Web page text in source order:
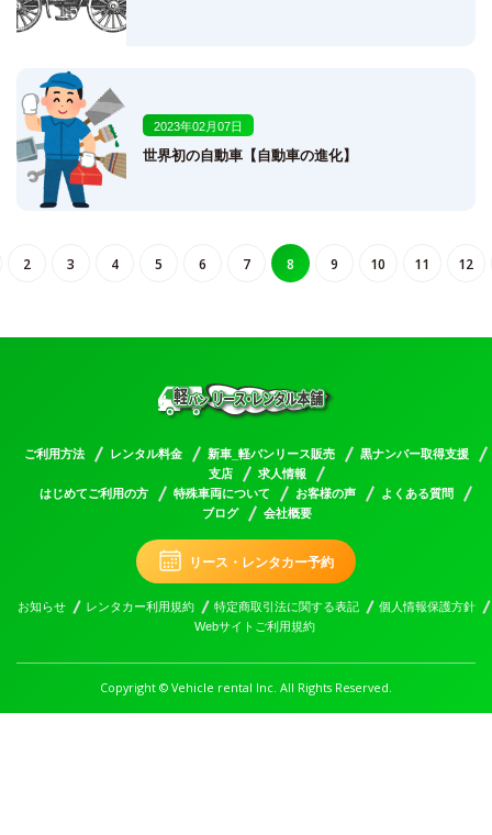
2023年02月07日
世界初の自動車【自動車の進化】
2 3 4 5 6 7 8 9 10 11 12
ご利用方法 レンタル料金 新車_軽バンリース販売
黒ナンバー取得支援
支店
求人情報
はじめてご利用の方
特殊車両について お客様の声
よくある質問
ブログ
会社概要
リース・レンタカー予約
お知らせ レンタカー利用規約 特定商取引法に関する表記
個人情報保護方針
Webサイトご利用規約
Copyright © Vehicle rental Inc. All Rights Reserved.